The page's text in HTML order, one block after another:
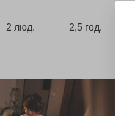
2 люд. 2,5 год.